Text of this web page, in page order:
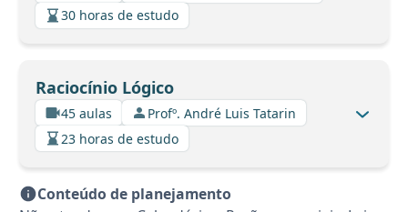
30 horas de estudo
Raciocínio Lógico
45 aulas
Profº. André Luis Tatarin
23 horas de estudo
Conteúdo de planejamento